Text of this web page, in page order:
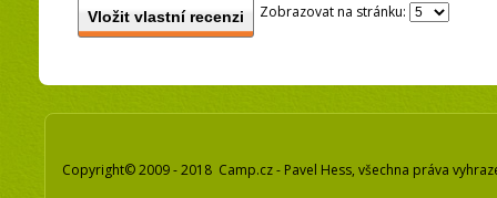
Vložit vlastní recenzi Zobrazovat na stránku:
Copyright© 2009 - 2018 Camp.cz - Pavel Hess, všechna práva